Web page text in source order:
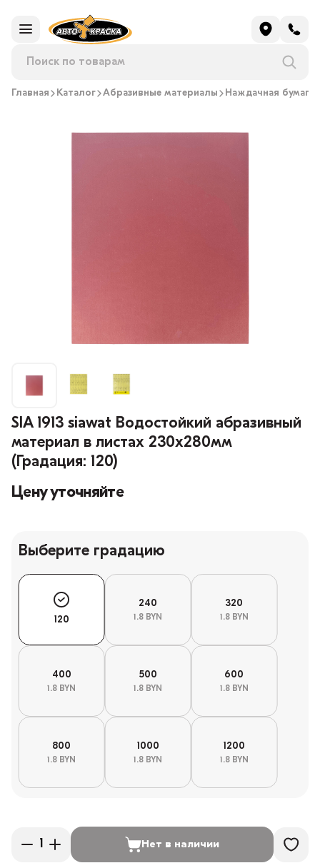
Главная Каталог Абразивные материалы Наждачная бумага
SIA 1913 siawat Водостойкий абразивный
материал в листах 230х280мм
(Градация: 120)
Цену уточняйте
Выберите градацию
120
240
1.8 BYN
320
1.8 BYN
400
1.8 BYN
500
1.8 BYN
600
1.8 BYN
800
1.8 BYN
1000
1.8 BYN
1200
1.8 BYN
Нет в наличии